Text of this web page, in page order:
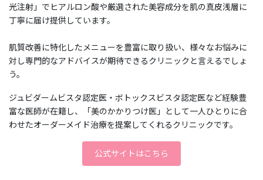
光注射」でヒアルロン酸や厳選された美容成分を肌の真皮浅層に
丁寧に届け提供しています。
肌質改善に特化したメニューを豊富に取り扱い、様々なお悩みに
対し専門的なアドバイスが期待できるクリニックと言えるでしょ
う。
ジュビダームビスタ認定医・ボトックスビスタ認定医など経験豊
富な医師が在籍し、「美のかかりつけ医」として一人ひとりに合
わせたオーダーメイド治療を提案してくれるクリニックです。
公式サイトはこちら